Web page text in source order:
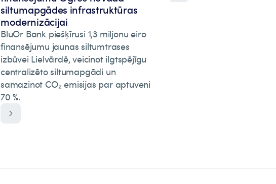
siltumapgādes infrastruktūras
modernizācijai
BluOr Bank piešķīrusi 1,3 miljonu eiro
finansējumu jaunas siltumtrases
izbūvei Lielvārdē, veicinot ilgtspējīgu
centralizēto siltumapgādi un
samazinot CO₂ emisijas par aptuveni
70 %.